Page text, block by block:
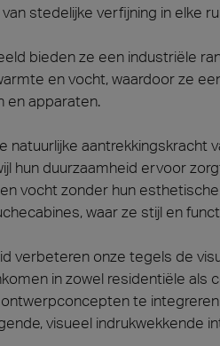
stedelijke verfijning in elke
bieden ze een industriële
en vocht, waardoor ze
en apparaten.
natuurlijke aantrekkingskracht
hun duurzaamheid ervoor
vocht zonder hun
waar ze stijl en
verbeteren onze tegels de
in zowel residentiële als
te
visueel indrukwekkende